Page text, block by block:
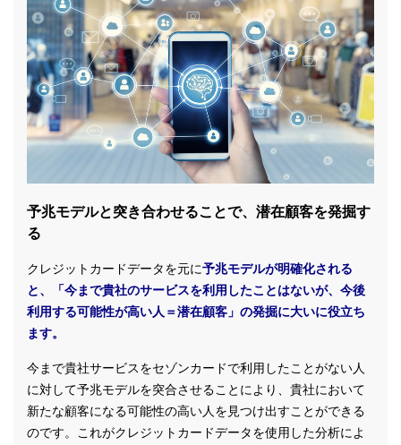
予兆モデルと突き合わせることで、潜在顧客を発掘す
る
クレジットカードデータを元に予兆モデルが明確化される
と、「今まで貴社のサービスを利用したことはないが、今後
利用する可能性が高い人＝潜在顧客」の発掘に大いに役立ち
ます。
今まで貴社サービスをセゾンカードで利用したことがない人
に対して予兆モデルを突合させることにより、貴社において
新たな顧客になる可能性の高い人を見つけ出すことができる
のです。これがクレジットカードデータを使用した分析によ